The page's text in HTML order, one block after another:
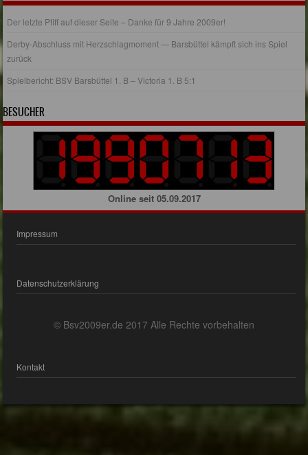
Der letzte Pfiff auf dieser Seite – Danke für 9 Jahre 2009er!
Derby-Abschluss mit Herzschlagmoment — Barsbüttel kämpft sich ins Spiel
zurück
Spielbericht: BSV Barsbüttel 1. B – Victoria 1. B 5:1
BESUCHER
Online seit 05.09.2017
Impressum
Datenschutzerklärung
© Bsv2009er.de 2017 Alle Rechte vorbehalten
Kontakt